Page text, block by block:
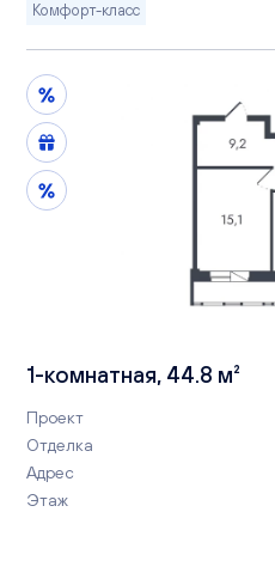
Комфорт-класс
1-комнатная, 44.8 м²
Проект
Отделка
Адрес
Этаж